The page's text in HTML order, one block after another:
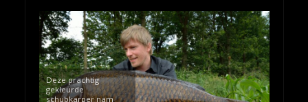
Deze prachtig
gekleurde
schubkarper nam